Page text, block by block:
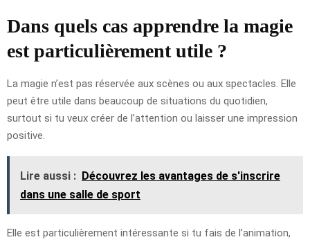
Dans quels cas apprendre la magie
est particulièrement utile ?
La magie n’est pas réservée aux scènes ou aux spectacles. Elle
peut être utile dans beaucoup de situations du quotidien,
surtout si tu veux créer de l’attention ou laisser une impression
positive.
Lire aussi : Découvrez les avantages de s'inscrire
dans une salle de sport
Elle est particulièrement intéressante si tu fais de l’animation,